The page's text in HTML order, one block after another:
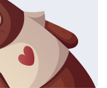
kontakt obrazac.
te ovu
niste dužni unositi
prijavnih
web stranicama.
podacima
zaštiti podataka